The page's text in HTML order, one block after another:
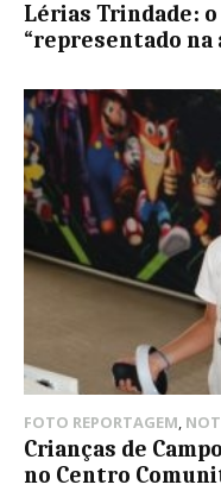
Lérias Trindade:
“representado na
FOTO REPORTAGEM,
Crianças de
no Centro